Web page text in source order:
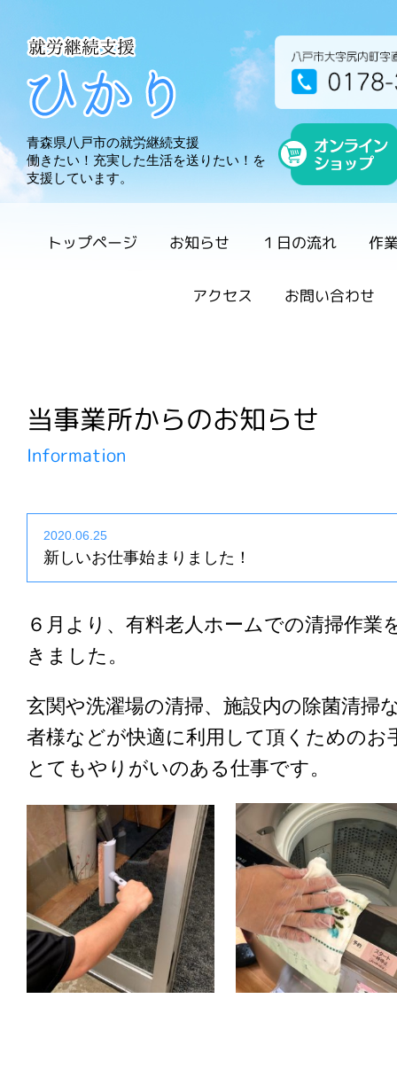
就労継続支援 ひか
青森県八戸市の就労継続支援
働きたい！充実した生活を送りたい！を
支援しています。
トップページ お知らせ １日の流れ 作
アクセス お問い合わせ
当事業所からのお知らせ
Information
2020.06.25
新しいお仕事始まりました！
６月より、有料老人ホームでの清掃作業
きました。
玄関や洗濯場の清掃、施設内の除菌清掃
者様などが快適に利用して頂くためのお
とてもやりがいのある仕事です。